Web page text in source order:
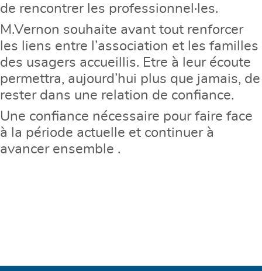
de rencontrer les professionnel·les.
M.Vernon souhaite avant tout renforcer
les liens entre l’association et les familles
des usagers accueillis. Etre à leur écoute
permettra, aujourd’hui plus que jamais, de
rester dans une relation de confiance.
Une confiance nécessaire pour faire face
à la période actuelle et continuer à
avancer ensemble .